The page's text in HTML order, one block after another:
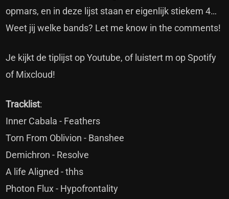
opmars, en in deze lijst staan er eigenlijk stiekem 4…
Weet jij welke bands? Let me know in the comments!
Je kijkt de tiplijst op Youtube, of luistert m op Spotify
of Mixcloud!
Tracklist:
Inner Cabala - Feathers
Torn From Oblivion - Banshee
Demichron - Resolve
A life Aligned - thhs
Photon Flux - Hypofrontality